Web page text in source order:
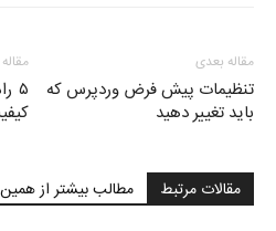
مقاله بعدی
تنظیمات پیش فرض وردپرس که
باید تغییر دهید
مقالات مرتبط مطالب بیشتر از